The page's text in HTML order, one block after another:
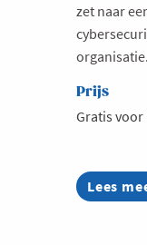
zet naar
organisatie.
Prijs
Gratis voor
Lees
about
Waarom